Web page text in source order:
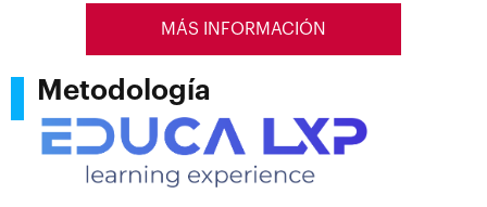
MÁS INFORMACIÓN
Metodología